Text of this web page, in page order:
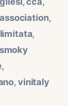
,
,
smoky
,
, vinitaly